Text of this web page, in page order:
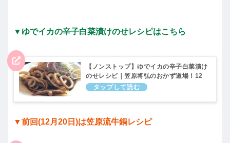
▼ ゆでイカの辛子白菜漬けのせレシピはこちら
【ノンストップ】ゆでイカの辛子白菜漬け
のせレシピ｜笠原将弘のおかず道場！12
月27日
▼前回(12月20日)は笠原流牛鍋レシピ